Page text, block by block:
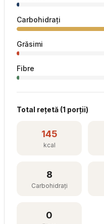
Carbohidrați
Grăsimi
Fibre
Total rețetă (1 porții)
145
kcal
8
Carbohidrați
0